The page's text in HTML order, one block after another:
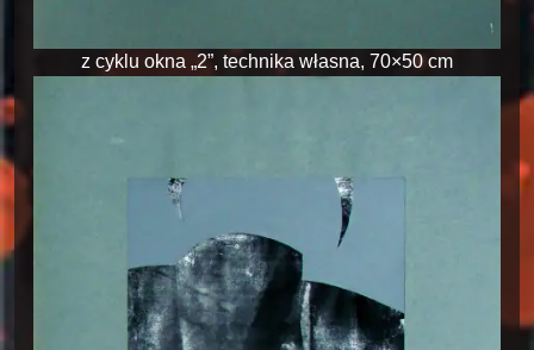
z cyklu okna „2”, technika własna, 70×50 cm